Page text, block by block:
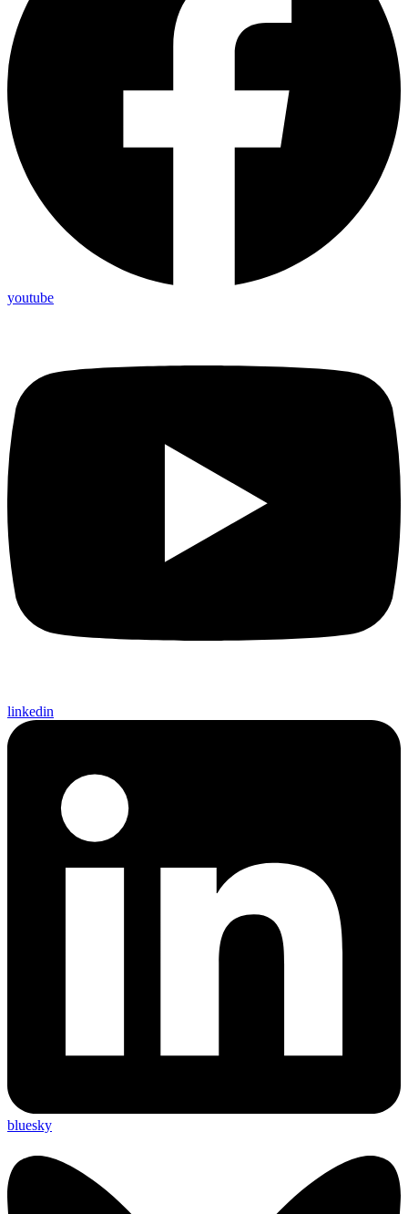
youtube
linkedin
bluesky